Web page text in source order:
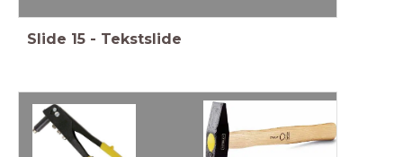
Slide 15 - Tekstslide